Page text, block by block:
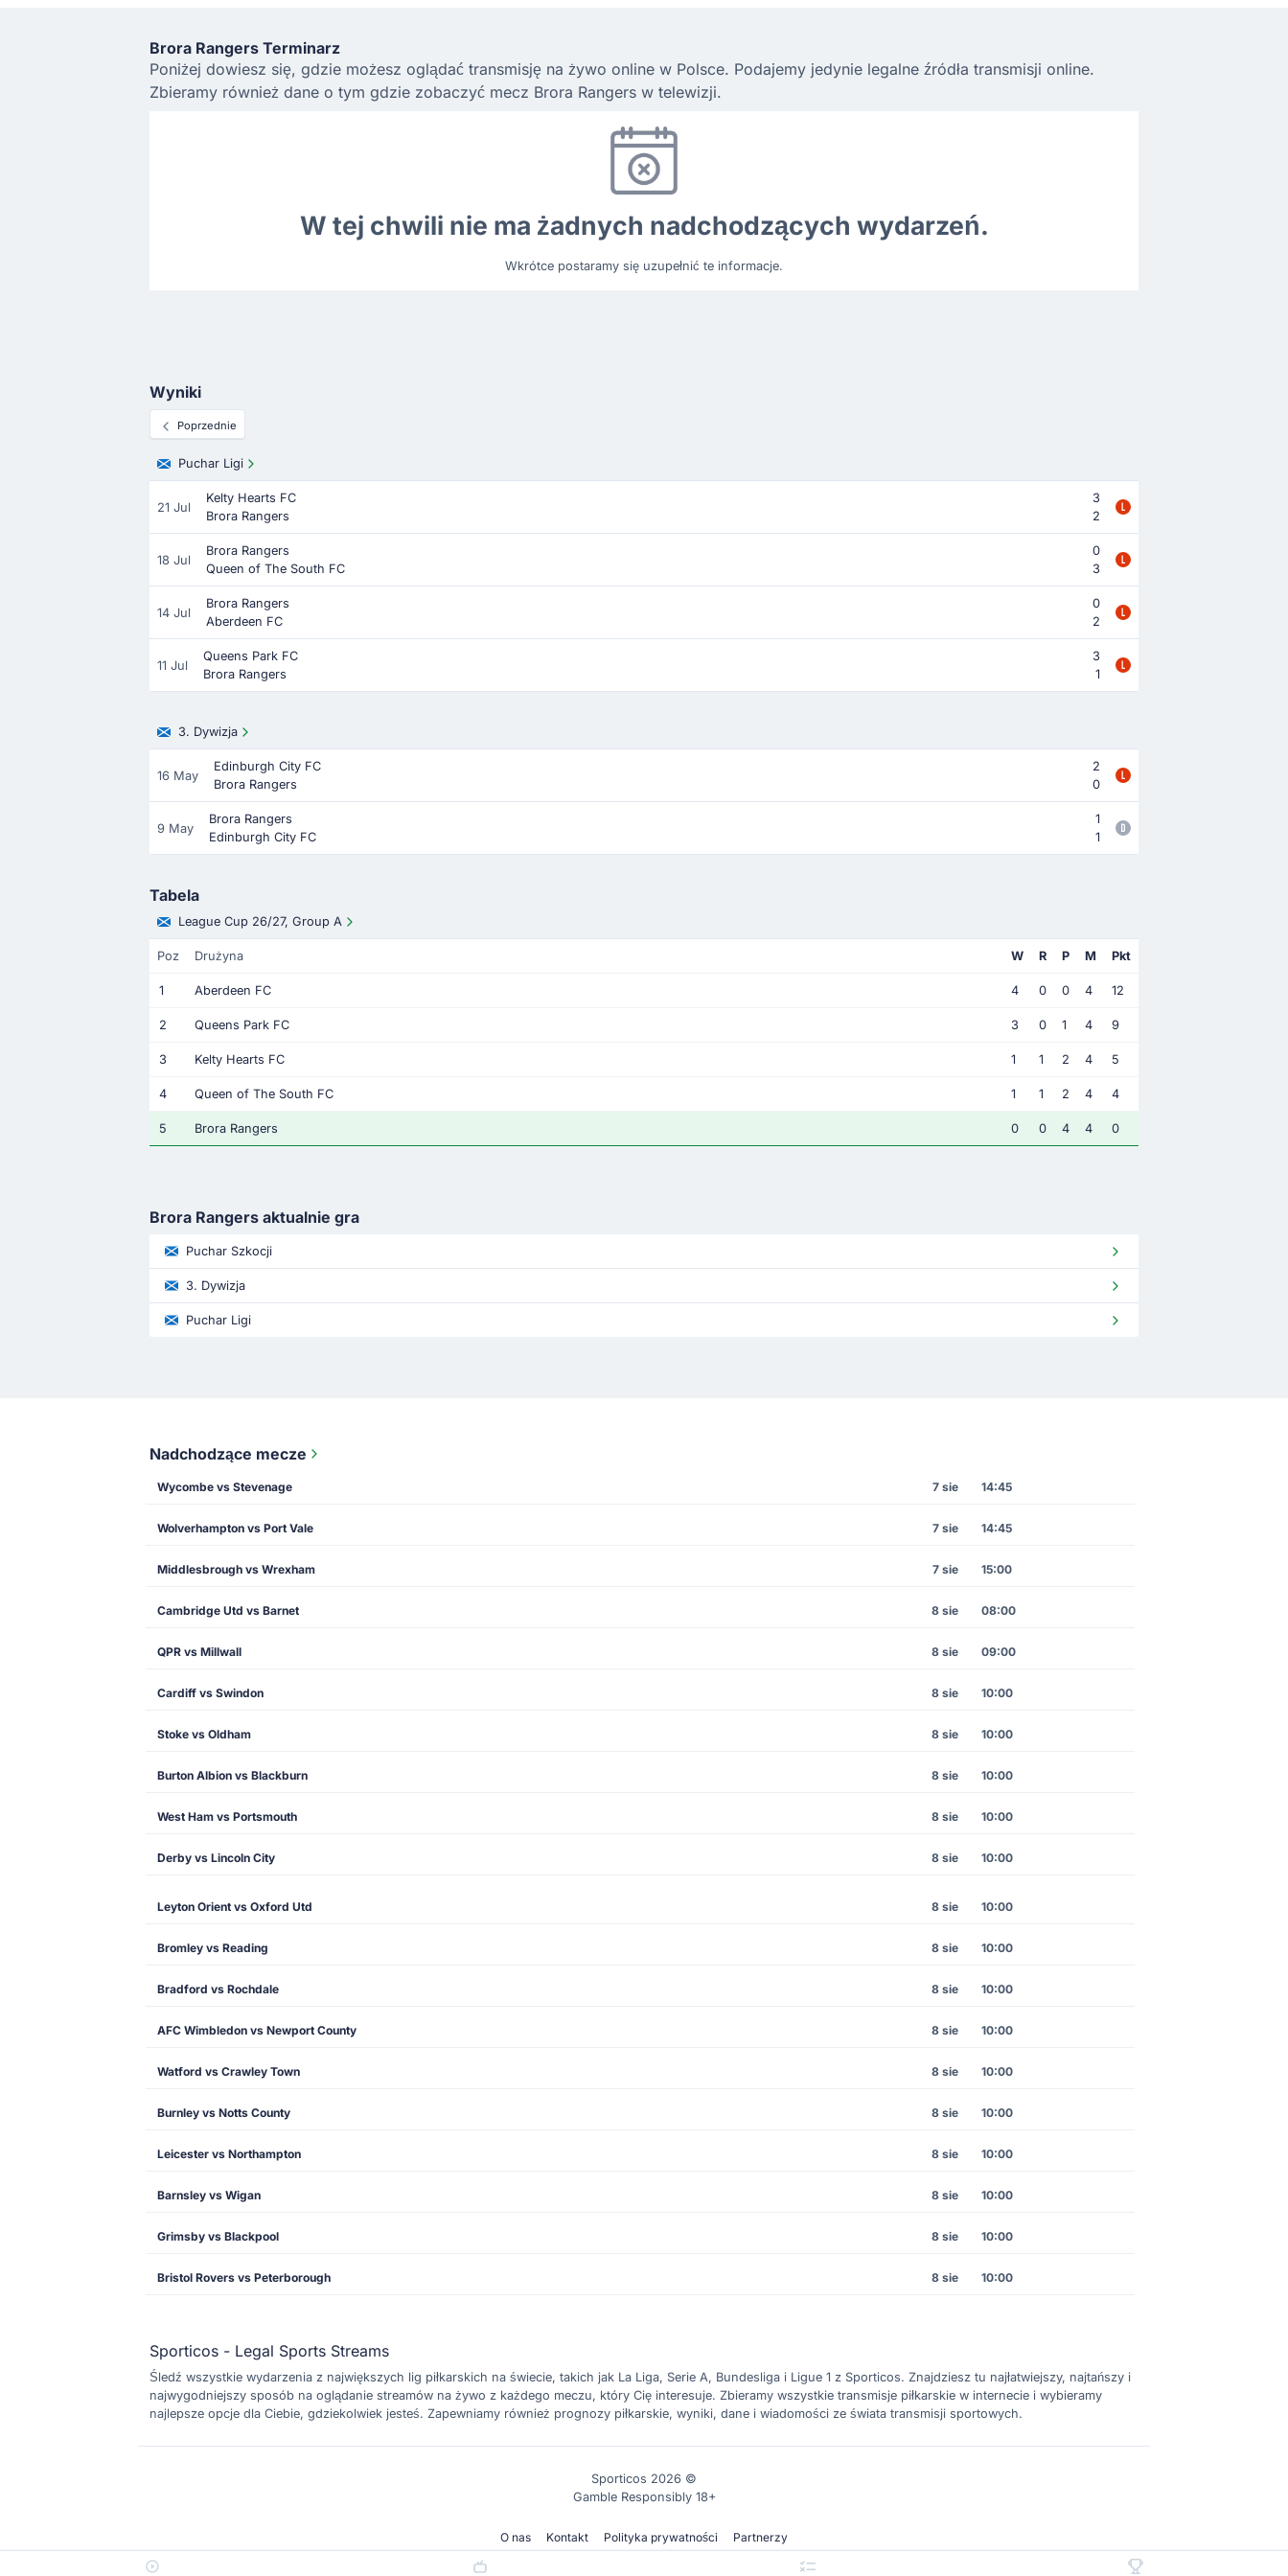
Brora Rangers Terminarz
Poniżej dowiesz się, gdzie możesz oglądać transmisję na żywo online w Polsce. Podajemy jedynie legalne źródła transmisji online.
Zbieramy również dane o tym gdzie zobaczyć mecz Brora Rangers w telewizji.
W tej chwili nie ma żadnych nadchodzących wydarzeń.
Wkrótce postaramy się uzupełnić te informacje.
Wyniki
Poprzednie
Puchar Ligi
21 Jul
Kelty Hearts FC
3
Brora Rangers
2
18 Jul
Brora Rangers
0
Queen of The South FC
3
14 Jul
Brora Rangers
0
Aberdeen FC
2
11 Jul
Queens Park FC
3
Brora Rangers
1
3. Dywizja
16 May
Edinburgh City FC
2
Brora Rangers
0
9 May
Brora Rangers
1
Edinburgh City FC
1
Tabela
League Cup 26/27, Group A
Poz Drużyna W R P M Pkt
1 Aberdeen FC 4 0 0 4 12
2 Queens Park FC 3 0 1 4 9
3 Kelty Hearts FC 1 1 2 4 5
4 Queen of The South FC 1 1 2 4 4
5 Brora Rangers 0 0 4 4 0
Brora Rangers aktualnie gra
Puchar Szkocji
3. Dywizja
Puchar Ligi
Nadchodzące mecze
Wycombe vs Stevenage 7 sie 14:45
Wolverhampton vs Port Vale 7 sie 14:45
Middlesbrough vs Wrexham 7 sie 15:00
Cambridge Utd vs Barnet 8 sie 08:00
QPR vs Millwall 8 sie 09:00
Cardiff vs Swindon 8 sie 10:00
Stoke vs Oldham 8 sie 10:00
Burton Albion vs Blackburn 8 sie 10:00
West Ham vs Portsmouth 8 sie 10:00
Derby vs Lincoln City 8 sie 10:00
Leyton Orient vs Oxford Utd 8 sie 10:00
Bromley vs Reading 8 sie 10:00
Bradford vs Rochdale 8 sie 10:00
AFC Wimbledon vs Newport County 8 sie 10:00
Watford vs Crawley Town 8 sie 10:00
Burnley vs Notts County 8 sie 10:00
Leicester vs Northampton 8 sie 10:00
Barnsley vs Wigan 8 sie 10:00
Grimsby vs Blackpool 8 sie 10:00
Bristol Rovers vs Peterborough 8 sie 10:00
Sporticos - Legal Sports Streams
Śledź wszystkie wydarzenia z największych lig piłkarskich na świecie, takich jak La Liga, Serie A, Bundesliga i Ligue 1 z Sporticos. Znajdziesz tu najłatwiejszy, najtańszy i
najwygodniejszy sposób na oglądanie streamów na żywo z każdego meczu, który Cię interesuje. Zbieramy wszystkie transmisje piłkarskie w internecie i wybieramy
najlepsze opcje dla Ciebie, gdziekolwiek jesteś. Zapewniamy również prognozy piłkarskie, wyniki, dane i wiadomości ze świata transmisji sportowych.
Sporticos 2026 ©
Gamble Responsibly 18+
O nas Kontakt Polityka prywatności Partnerzy